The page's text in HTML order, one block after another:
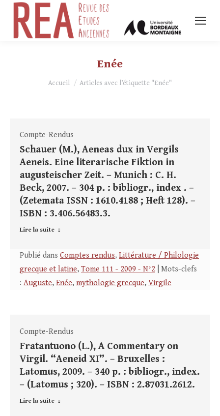
Enée
Vous êtes ici :
Accueil Articles avec l’étiquette "Enée"
Compte-Rendus
Schauer (M.), Aeneas dux in Vergils
Aeneis. Eine literarische Fiktion in
augusteischer Zeit. – Munich : C. H.
Beck, 2007. – 304 p. : bibliogr., index . –
(Zetemata ISSN : 1610.4188 ; Heft 128). –
ISBN : 3.406.56483.3.
Lire la suite
Publié dans Comptes rendus, Littérature / Philologie
grecque et latine, Tome 111 - 2009 - N°2 | Mots-clefs
: Auguste, Enée, mythologie grecque, Virgile
Compte-Rendus
Fratantuono (L.), A Commentary on
Virgil. “Aeneid XI”. – Bruxelles :
Latomus, 2009. – 340 p. : bibliogr., index.
– (Latomus ; 320). – ISBN : 2.87031.2612.
Lire la suite